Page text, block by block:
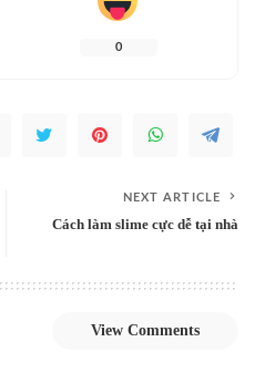
0
NEXT ARTICLE
Cách làm slime cực dễ tại nhà
View Comments